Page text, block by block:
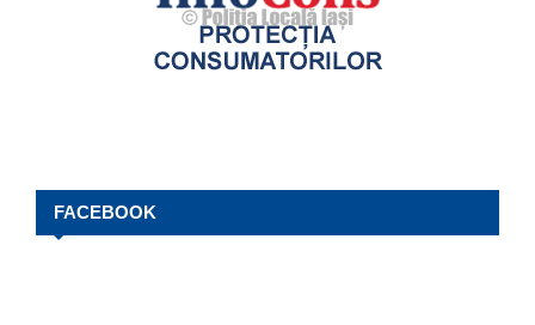
FACEBOOK